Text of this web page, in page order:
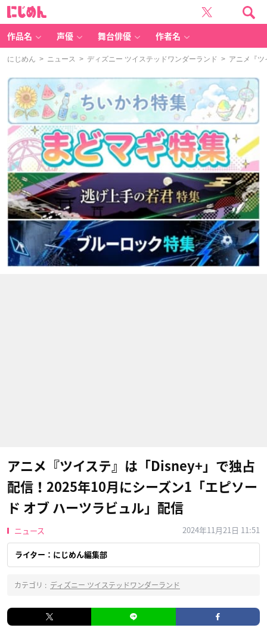
作品名 声優 舞台俳優 作者名
にじめん > ニュース > ディズニー ツイステッドワンダーランド > アニメ『ツ
アニメ『ツイステ』は「Disney+」で独占
配信！2025年10月にシーズン1「エピソー
ド オブ ハーツラビュル」配信
ニュース 2024年11月21日 11:51
ライター：にじめん編集部
カテゴリ : ディズニー ツイステッドワンダーランド